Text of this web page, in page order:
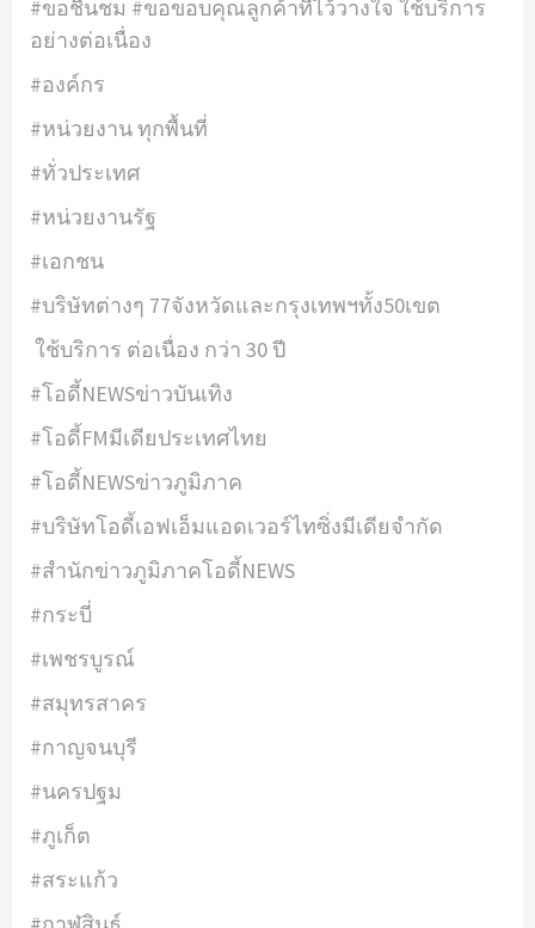
#ขอชื่นชม #ขอขอบคุณลูกค้าที่ไว้วางใจ ใช้บริการ
อย่างต่อเนื่อง
#องค์กร
#หน่วยงาน ทุกพื้นที่
#ทั่วประเทศ
#หน่วยงานรัฐ
#เอกชน
#บริษัทต่างๆ 77จังหวัดและกรุงเทพฯทั้ง50เขต
ใช้บริการ ต่อเนื่อง กว่า 30 ปี
#โอดี้NEWSข่าวบันเทิง
#โอดี้FMมีเดียประเทศไทย
#โอดี้NEWSข่าวภูมิภาค
#บริษัทโอดี้เอฟเอ็มแอดเวอร์ไทซิ่งมีเดียจำกัด
#สำนักข่าวภูมิภาคโอดี้NEWS
#กระบี่
#เพชรบูรณ์
#สมุทรสาคร
#กาญจนบุรี
#นครปฐม
#ภูเก็ต
#สระแก้ว